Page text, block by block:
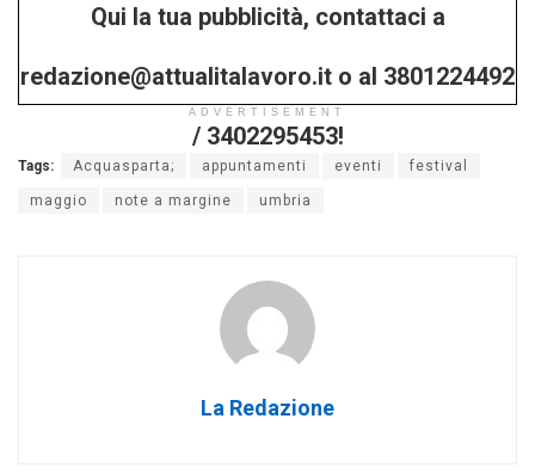
Qui la tua pubblicità, contattaci a
redazione@attualitalavoro.it o al 3801224492
/ 3402295453!
ADVERTISEMENT
Tags: Acquasparta; appuntamenti eventi festival
maggio note a margine umbria
La Redazione